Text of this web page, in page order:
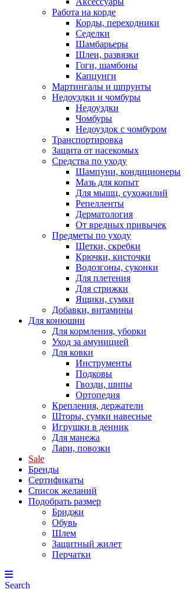
Работа на корде
Корды, переходники
Седелки
Шамбарьеры
Шлеи, развязки
Гоги, шамбоны
Капцунги
Мартингалы и шпрунты
Недоуздки и чомбуры
Недоуздки
Чомбуры
Недоуздок с чомбуром
Транспортировка
Защита от насекомых
Средства по уходу
Шампуни, кондиционеры
Мазь для копыт
Для мышц, сухожилий
Репелленты
Дерматология
От вредных привычек
Предметы по уходу
Щетки, скребки
Крючки, кисточки
Водозгоны, суконки
Для плетения
Для стрижки
Ящики, сумки
Добавки, витамины
Для конюшни
Для кормления, уборки
Уход за амуницией
Для ковки
Инструменты
Подковы
Гвозди, шипы
Ортопедия
Крепления, держатели
Шторы, сумки навесные
Игрушки в денник
Для манежа
Лари, повозки
Sale
Бренды
Сертификаты
Список желаний
Подобрать размер
Бриджи
Обувь
Шлем
Защитный жилет
Перчатки
Search